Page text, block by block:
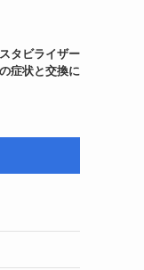
タビライザー
症状と交換に